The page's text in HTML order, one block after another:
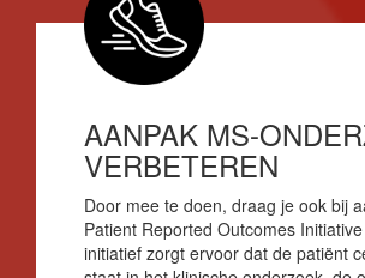
AANPAK MS-
VERBETEREN
Door mee te doen, draag je ook bij
Patient Reported Outcomes
initiatief zorgt ervoor dat de patiënt